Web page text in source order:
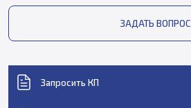
ЗАДАТЬ ВОПРОС
Запросить КП